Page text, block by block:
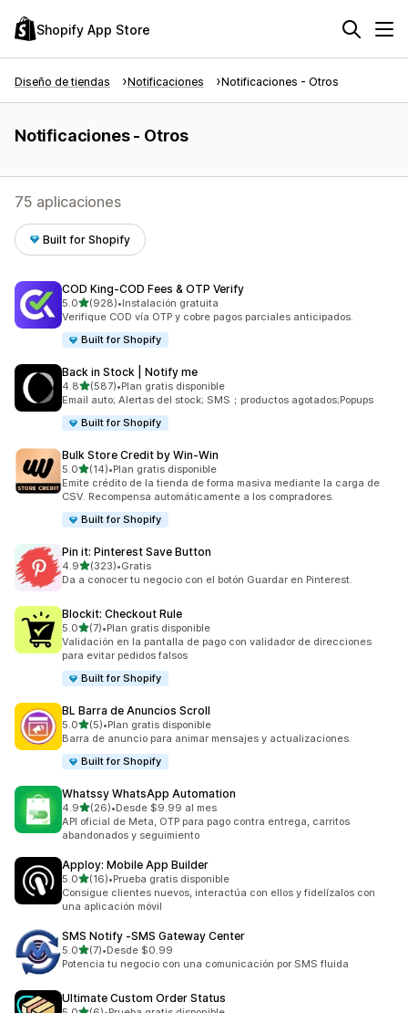
Shopify App Store
Diseño de tiendas Notificaciones Notificaciones - Otros
Notificaciones - Otros
75 aplicaciones
Built for Shopify
COD King‑COD Fees & OTP Verify
5.0de 5 estrellas
(928)
928 reseñas en total
•Instalación gratuita
Verifique COD vía OTP y cobre pagos parciales anticipados.
Built for Shopify
Back in Stock | Notify me
4.8de 5 estrellas
(587)
587 reseñas en total
•Plan gratis disponible
Email auto; Alertas del stock; SMS；productos agotados;Popups
Built for Shopify
Bulk Store Credit by Win‑Win
5.0de 5 estrellas
(14)
14 reseñas en total
•Plan gratis disponible
Emite crédito de la tienda de forma masiva mediante la carga de
CSV. Recompensa automáticamente a los compradores.
Built for Shopify
Pin it: Pinterest Save Button
4.9de 5 estrellas
(323)
323 reseñas en total
•Gratis
Da a conocer tu negocio con el botón Guardar en Pinterest.
Blockit: Checkout Rule
5.0de 5 estrellas
(7)
7 reseñas en total
•Plan gratis disponible
Validación en la pantalla de pago con validador de direcciones
para evitar pedidos falsos
Built for Shopify
BL Barra de Anuncios Scroll
5.0de 5 estrellas
(5)
5 reseñas en total
•Plan gratis disponible
Barra de anuncio para animar mensajes y actualizaciones.
Built for Shopify
Whatssy WhatsApp Automation
4.9de 5 estrellas
(26)
26 reseñas en total
•Desde $9.99 al mes
API oficial de Meta, OTP para pago contra entrega, carritos
abandonados y seguimiento
Apploy: Mobile App Builder
5.0de 5 estrellas
(16)
16 reseñas en total
•Prueba gratis disponible
Consigue clientes nuevos, interactúa con ellos y fidelízalos con
una aplicación móvil
SMS Notify ‑SMS Gateway Center
5.0de 5 estrellas
(7)
7 reseñas en total
•Desde $0.99
Potencia tu negocio con una comunicación por SMS fluida
Ultimate Custom Order Status